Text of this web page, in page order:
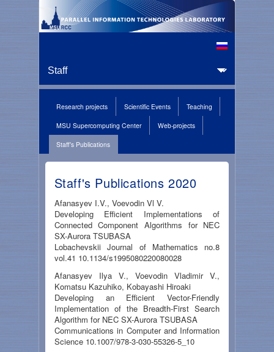
Research projects Scientific Events Teaching
MSU Supercomputing Center Web-projects
Staff's Publications
Staff's Publications 2020
Afanasyev I.V., Voevodin Vl V.
Developing Efficient Implementations of
Connected Component Algorithms for NEC
SX-Aurora TSUBASA
Lobachevskii Journal of Mathematics no.8
vol.41 10.1134/s1995080220080028
Afanasyev Ilya V., Voevodin Vladimir V.,
Komatsu Kazuhiko, Kobayashi Hiroaki
Developing an Efficient Vector-Friendly
Implementation of the Breadth-First Search
Algorithm for NEC SX-Aurora TSUBASA
Communications in Computer and Information
Science 10.1007/978-3-030-55326-5_10